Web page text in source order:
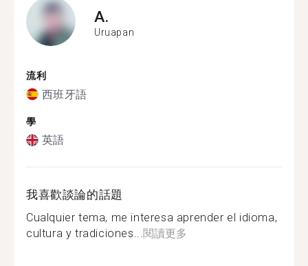
A.
Uruapan
流利
西班牙語
學
英語
我喜歡談論的話題
Cualquier tema, me interesa aprender el idioma,
cultura y tradiciones...閱讀更多